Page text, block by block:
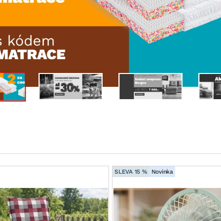
DOMÁCÍ SPOTŘEBIČE ZAHRADNÍ
SLEVA 15 % Novinka